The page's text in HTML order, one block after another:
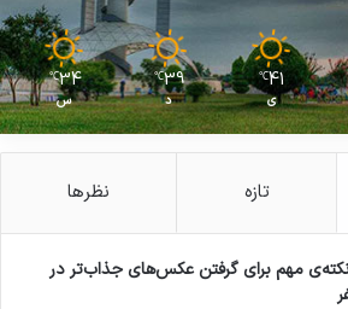
41
℃
ی
39
℃
د
34
℃
س
تازه نظرها
نکته‌ی مهم برای گرفتن عکس‌های جذاب‌تر در